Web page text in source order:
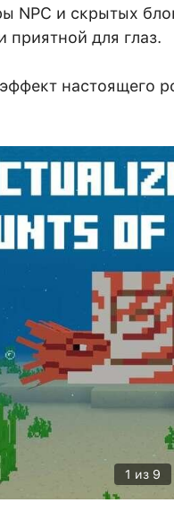
NPC и скрытых
приятной для глаз.
настоящего
1 из 9